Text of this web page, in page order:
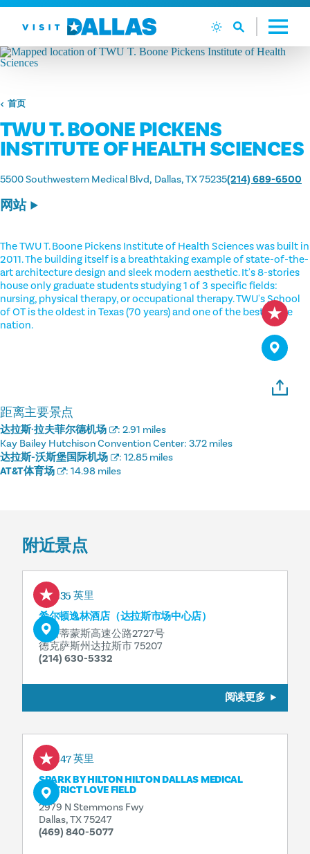
跳转到内容
首页
TWU T. BOONE PICKENS
INSTITUTE OF HEALTH SCIENCES
5500 Southwestern Medical Blvd Dallas, TX 75235(214) 689-6500
网站
The TWU T. Boone Pickens Institute of Health Sciences was built in
2011. The building itself is a breathtaking example of state-of-the-
art architecture design and sleek modern aesthetic. It's 8-stories
house only graduate students studying 1 of 3 specific fields:
nursing, physical therapy, or occupational therapy. TWU's School
of OT is the oldest in Texas (70 years) and one of the best in the
nation.
距离主要景点
达拉斯·拉夫菲尔德机场 : 2.91 miles
Kay Bailey Hutchison Convention Center: 3.72 miles
达拉斯-沃斯堡国际机场
: 12.85 miles
AT&T体育场
: 14.98 miles
附近景点
0.35 英里
希尔顿逸林酒店（达拉斯市场中心店）
北斯蒂蒙斯高速公路2727号
德克萨斯州达拉斯市 75207
(214) 630-5332
阅读更多
0.47 英里
SPARK BY HILTON HILTON DALLAS MEDICAL
DISTRICT LOVE FIELD
2979 N Stemmons Fwy
Dallas, TX 75247
(469) 840-5077